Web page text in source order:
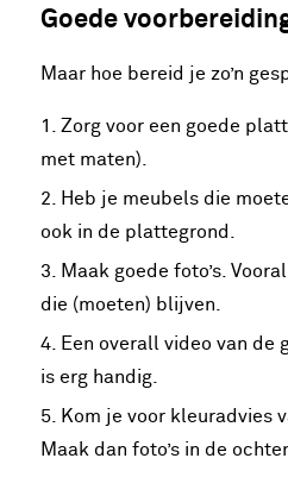
Goede
Maar hoe bereid je zo’n
Zorg voor een goede
met maten).
Heb je meubels die
ook in de plattegrond.
Maak goede foto’s.
die (moeten) blijven.
Een overall video van
is erg handig.
Kom je voor kleuradvies
Maak dan foto’s in de